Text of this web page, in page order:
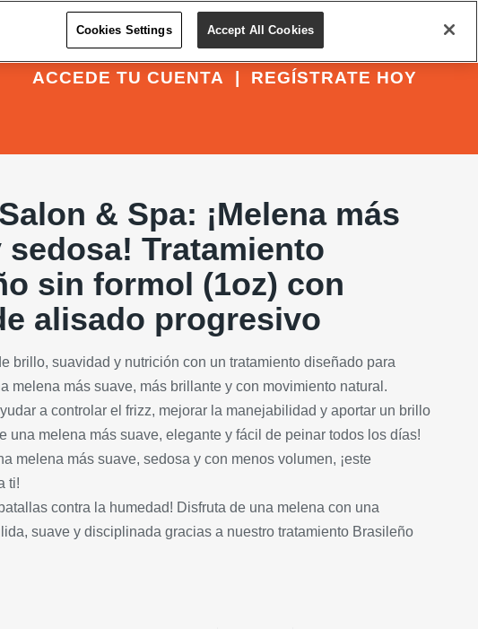
REGÍSTRATE HOY
ACCEDE TU CUENTA
& Spa: ¡Melena más
sedosa! Tratamiento
sin formol (1oz) con
alisado progresivo
brillo, suavidad y nutrición con un tratamiento diseñado para
melena más suave, más brillante y con movimiento natural.
a controlar el frizz, mejorar la manejabilidad y aportar un brillo
una melena más suave, elegante y fácil de peinar todos los días!
melena más suave, sedosa y con menos volumen, ¡este
ti!
contra la humedad! Disfruta de una melena con una
suave y disciplinada gracias a nuestro tratamiento Brasileño
Cookies Settings Accept All Cookies